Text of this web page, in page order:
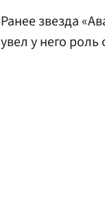
Ранее звезда
увел у него